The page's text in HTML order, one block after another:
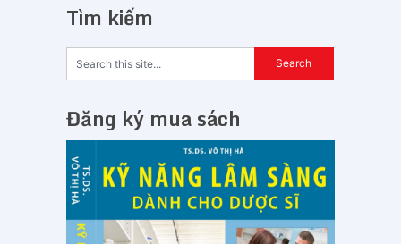
Tìm kiếm
Đăng ký mua sách